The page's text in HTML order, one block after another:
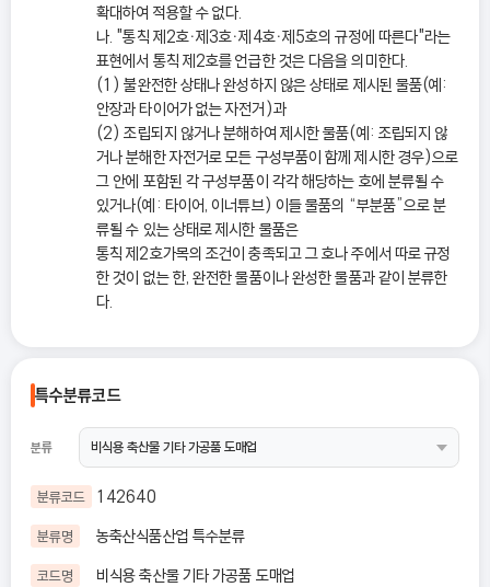
확대하여 적용할 수 없다.
나. "통칙 제2호ㆍ제3호ㆍ제4호ㆍ제5호의 규정에 따른다"라는
표현에서 통칙 제2호를 언급한 것은 다음을 의미한다.
(1) 불완전한 상태나 완성하지 않은 상태로 제시된 물품(예:
안장과 타이어가 없는 자전거)과
(2) 조립되지 않거나 분해하여 제시한 물품(예: 조립되지 않
거나 분해한 자전거로 모든 구성부품이 함께 제시한 경우)으로
그 안에 포함된 각 구성부품이 각각 해당하는 호에 분류될 수
있거나(예: 타이어, 이너튜브) 이들 물품의 “부분품”으로 분
류될 수 있는 상태로 제시한 물품은
통칙 제2호가목의 조건이 충족되고 그 호나 주에서 따로 규정
한 것이 없는 한, 완전한 물품이나 완성한 물품과 같이 분류한
다.
특수분류코드
분류
분류코드 142640
분류명 농축산식품산업 특수분류
코드명 비식용 축산물 기타 가공품 도매업